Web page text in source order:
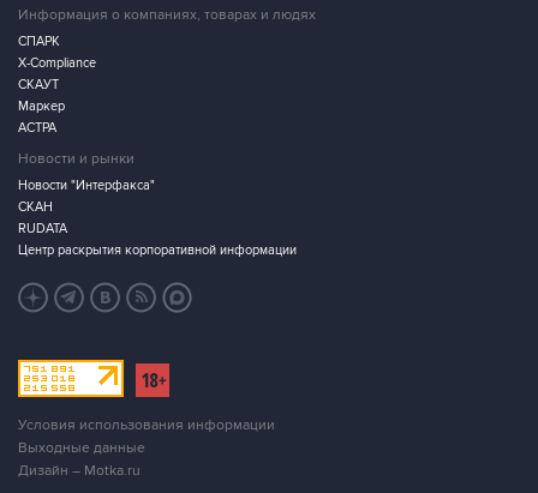
Информация о компаниях, товарах и людях
СПАРК
X-Compliance
СКАУТ
Маркер
АСТРА
Новости и рынки
Новости "Интерфакса"
СКАН
RUDATA
Центр раскрытия корпоративной информации
Условия использования информации
Выходные данные
Дизайн – Motka.ru